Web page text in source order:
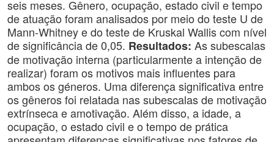
seis meses. Gênero, ocupação, estado civil e tempo
de atuação foram analisados ​​por meio do teste U de
Mann-Whitney e do teste de Kruskal Wallis com nível
de significância de 0,05. Resultados: As subescalas
de motivação interna (particularmente a intenção de
realizar) foram os motivos mais influentes para
ambos os géneros. Uma diferença significativa entre
os gêneros foi relatada nas subescalas de motivação
extrínseca e amotivação. Além disso, a idade, a
ocupação, o estado civil e o tempo de prática